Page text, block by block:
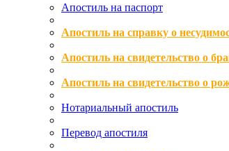
Апостиль на паспорт
Апостиль на справку о
Апостиль на свидетельство о
Апостиль на свидетельство о
Нотариальный апостиль
Перевод апостиля